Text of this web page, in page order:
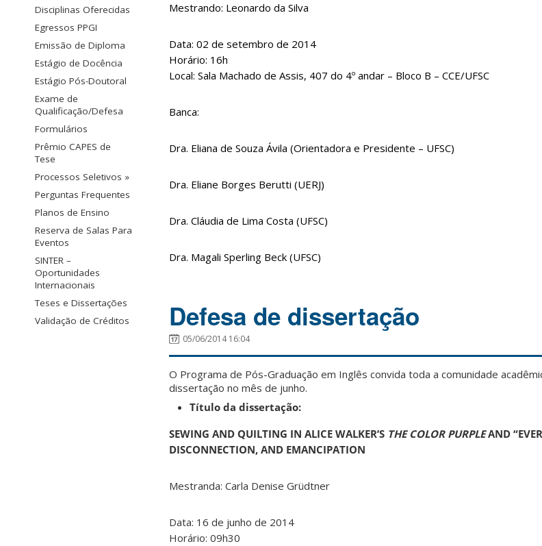
Disciplinas Oferecidas
Egressos PPGI
Emissão de Diploma
Estágio de Docência
Estágio Pós-Doutoral
Exame de
Qualificação/Defesa
Formulários
Prêmio CAPES de
Tese
Processos Seletivos »
Perguntas Frequentes
Planos de Ensino
Reserva de Salas Para
Eventos
SINTER –
Oportunidades
Internacionais
Teses e Dissertações
Validação de Créditos
Mestrando: Leonardo da Silva
Data: 02 de setembro de 2014
Horário: 16h
Local: Sala Machado de Assis, 407 do 4º andar – Bloco B – CCE/UFSC
Banca:
Dra. Eliana de Souza Ávila (Orientadora e Presidente – UFSC)
Dra. Eliane Borges Berutti (UERJ)
Dra. Cláudia de Lima Costa (UFSC)
Dra. Magali Sperling Beck (UFSC)
Defesa de dissertação
05/06/2014 16:04
O Programa de Pós-Graduação em Inglês convida toda a comunidade
dissertação no mês de junho.
Título da dissertação:
SEWING AND QUILTING IN ALICE WALKER’S THE COLOR PURPLEAND
DISCONNECTION, AND EMANCIPATION
Mestranda: Carla Denise Grüdtner
Data: 16 de junho de 2014
Horário: 09h30